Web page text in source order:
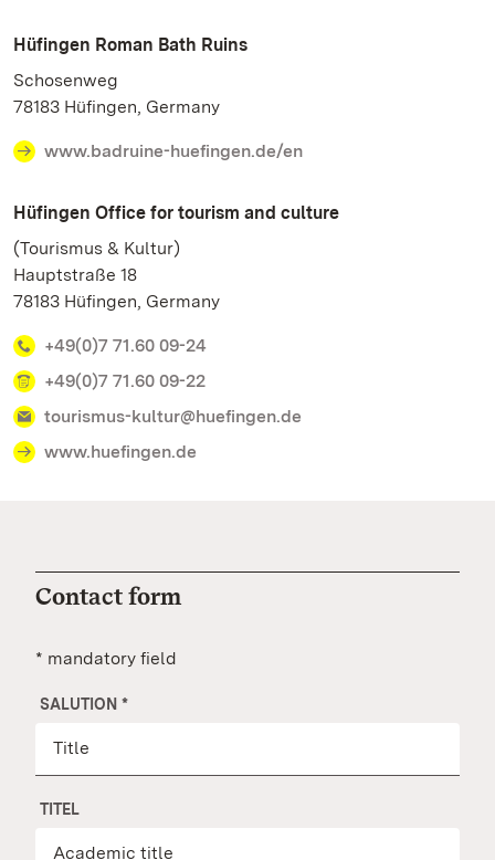
Hüfingen Roman Bath Ruins
Schosenweg
78183 Hüfingen, Germany
www.badruine-huefingen.de/en
Hüfingen Office for tourism and culture
(Tourismus & Kultur)
Hauptstraße 18
78183 Hüfingen, Germany
+49(0)7 71.60 09-24
+49(0)7 71.60 09-22
tourismus-kultur@huefingen.de
www.huefingen.de
Contact form
* mandatory field
SALUTION *
TITEL